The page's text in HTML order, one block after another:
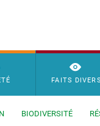
FAITS DIVERS
BIODIVERSITÉ